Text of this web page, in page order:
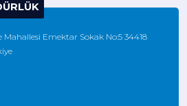
Mahallesi Emektar Sokak No:5 34418